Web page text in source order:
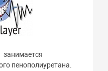
занимается
пенополиуретана.